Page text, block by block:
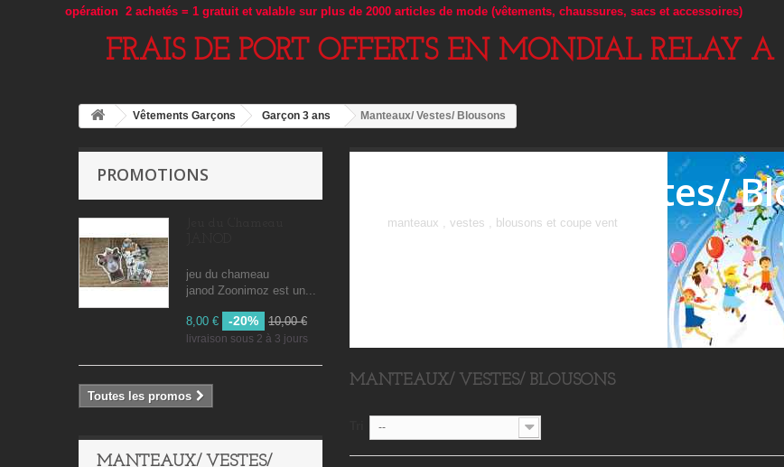
opération 2 achetés = 1 gratuit et valable sur plus de 2000 articles de mode (vêtements, chaussures, sacs et accessoires)
FRAIS DE PORT OFFERTS EN MONDIAL RELAY A
Vêtements Garçons Garçon 3 ans Manteaux/ Vestes/ Blousons
PROMOTIONS
jeu du chameau
janod Zoonimoz est un...
8,00 € -20% 10,00 €
livraison sous 2 à 3 jours
Toutes les promos
MANTEAUX/ VESTES/
Manteaux/ Vestes/
manteaux , vestes , blousons et coupe vent
MANTEAUX/ VESTES/ BLOUSONS
--